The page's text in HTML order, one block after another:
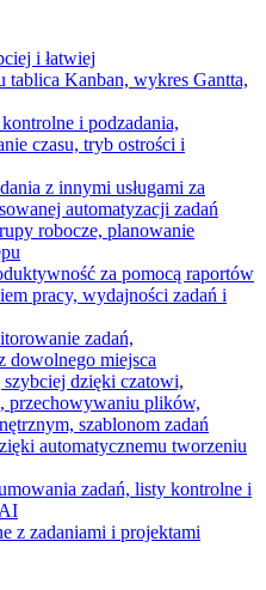
i łatwiej
tablica Kanban, wykres Gantta,
i podzadania,
czasu, tryb ostrości i
z innymi usługami za
automatyzacji zadań
robocze, planowanie
za pomocą raportów
pracy, wydajności zadań i
zadań,
dowolnego miejsca
szybciej dzięki czatowi,
przechowywaniu plików,
szablonom zadań
automatycznemu tworzeniu
zadań, listy kontrolne i
z zadaniami i projektami